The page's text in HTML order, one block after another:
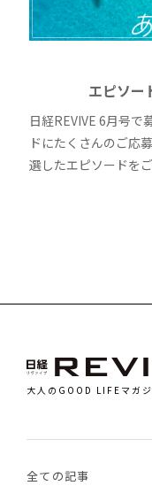
エピソー
日経REVIVE 6月号で
ドにたくさんのご応
選したエピソードをご
大人のGOOD LIFEマガ
全ての記事